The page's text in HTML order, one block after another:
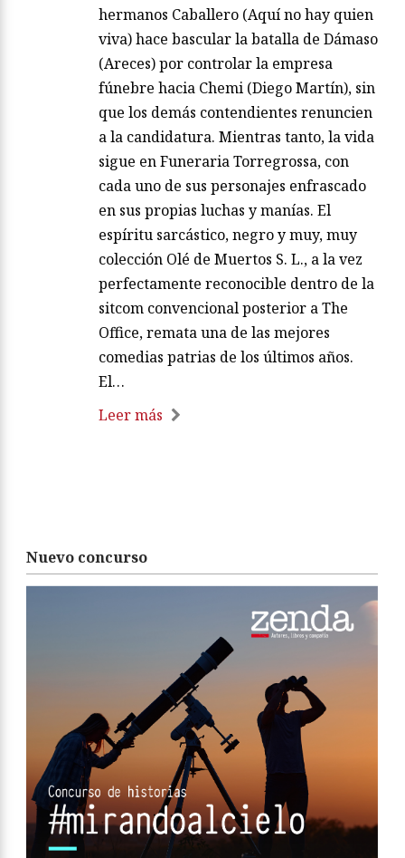
hermanos Caballero (Aquí no hay quien
viva) hace bascular la batalla de Dámaso
(Areces) por controlar la empresa
fúnebre hacia Chemi (Diego Martín), sin
que los demás contendientes renuncien
a la candidatura. Mientras tanto, la vida
sigue en Funeraria Torregrossa, con
cada uno de sus personajes enfrascado
en sus propias luchas y manías. El
espíritu sarcástico, negro y muy, muy
colección Olé de Muertos S. L., a la vez
perfectamente reconocible dentro de la
sitcom convencional posterior a The
Office, remata una de las mejores
comedias patrias de los últimos años.
El…
Leer más
Nuevo concurso